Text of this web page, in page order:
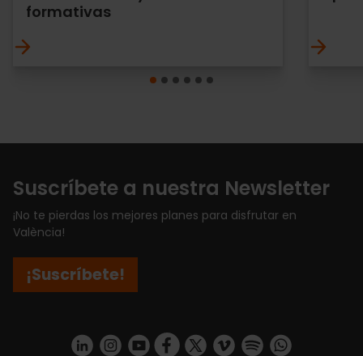
formativas
Suscríbete a nuestra Newsletter
¡No te pierdas los mejores planes para disfrutar en
València!
¡Suscríbete!
https://www.linkedin.com/company/turismo-valencia/mycompany/
https://www.instagram.com/visit_valencia/
https://www.youtube.com/user/
https://www.facebook.com/
https://twitter.com/
https://vimeo.com/
https://https://api.whatsapp.com/